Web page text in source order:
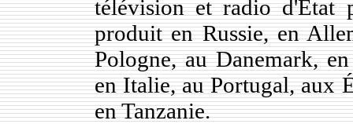
télévision et radio d'État
produit en Russie, en
Pologne, au Danemark,
en Italie, au Portugal, aux
en Tanzanie.